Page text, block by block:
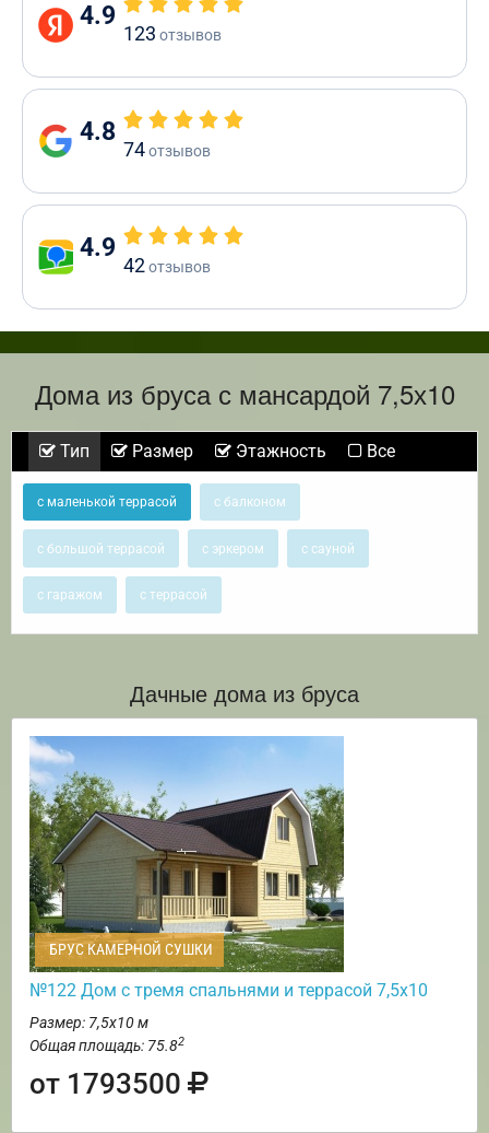
4.9
123 отзывов
4.8
74отзывов
4.9
42отзывов
Дома из бруса с мансардой 7,5х10
Тип Размер Этажность Все
с маленькой террасой с балконом
с большой террасой с эркером с сауной
с гаражом с террасой
Дачные дома из бруса
БРУС КАМЕРНОЙ СУШКИ
№122 Дом с тремя спальнями и террасой 7,5х10
Размер: 7,5х10 м
Общая площадь: 75.82
от 1793500